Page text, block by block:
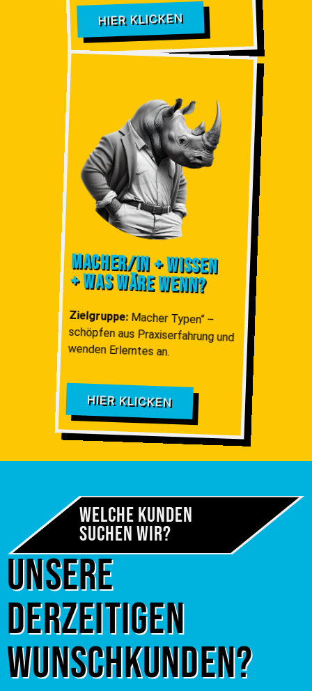
HIER KLICKEN
Macher/in + Wissen
+ Was wäre wenn?
Zielgruppe: Macher Typen“ –
schöpfen aus Praxiserfahrung und
wenden Erlerntes an.
HIER KLICKEN
Welche Kunden
Suchen wir?
Unsere
derzeitigen
Wunschkunden?